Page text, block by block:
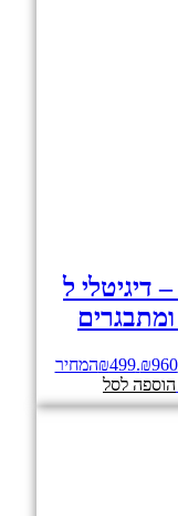
דיגיטלי ל
₪499
המחיר
הוספה לסל